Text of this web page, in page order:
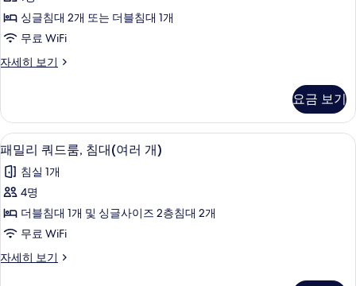
드
싱
룸
진
모
두
보
기
싱글침대 2개 또는 더블침대 1개
무료 WiFi
자세히 보기
스
싱
글
룸
자
세
히
기
요금 보기
패
밀
리
쿼
드
침
노트북 작업 공간, 암막 커튼, 무료
6
패밀리 쿼드룸, 침대(여러 개)
침실 1개
4명
더블침대 1개 및 싱글사이즈 2층침대 2개
무료 WiFi
자세히 보기
패